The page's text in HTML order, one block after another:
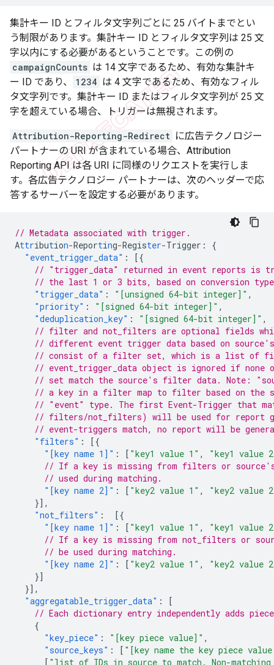
集計キー ID とフィルタ文字列ごとに 25 バイトまでとい
う制限があります。集計キー ID とフィルタ文字列は 25 文
字以内にする必要があるということです。この例の
campaignCounts は 14 文字であるため、有効な集計キ
ー ID であり、
1234 は 4 文字であるため、有効なフィル
タ文字列です。集計キー ID またはフィルタ文字列が 25 文
字を超えている場合、トリガーは無視されます。
Attribution-Reporting-Redirect に広告テクノロジー
パートナーの URI が含まれている場合、Attribution
Reporting API は各 URI に同様のリクエストを実行しま
す。各広告テクノロジー パートナーは、次のヘッダーで応
答するサーバーを設定する必要があります。
// Metadata associated with trigger.
Attribution-Reporting-Register-Trigger :
{
"event_trigger_data" :
[{
// "trigger_data" returned in event reports is
// the last 1 or 3 bits, based on conversion
"trigger_data" : "[unsigned 64-bit integer]" ,
"priority" : "[signed 64-bit integer]" ,
"deduplication_key" : "[signed 64-bit integer]" ,
// filter and not_filters are optional fields
// different event trigger data based on
// consist of a filter set, which is a list of
// event_trigger_data object is ignored if
// set match the source's filter data. Note:
// a key in a filter map to filter based on the
// "event" type. The first Event-Trigger that
// filters/not_filters) will be used for report
// event-triggers match, no report will be
"filters" :
[{
"[key name 1]" : [ "key1 value 1" ,
"key1 value
// If a key is missing from filters or
// used during matching.
"[key name 2]" : [ "key2 value 1" ,
"key2 value
}],
"not_filters" :
[{
"[key name 1]" : [ "key1 value 1" ,
"key1 value
// If a key is missing from not_filters or
// be used during matching.
"[key name 2]" : [ "key2 value 1" ,
"key2 value
}]
}],
"aggregatable_trigger_data" :
[
// Each dictionary entry independently adds
{
"key_piece" : "[key piece value]" ,
"source_keys" : [ "[key name the key piece
[ "list of IDs in source to match. Non-